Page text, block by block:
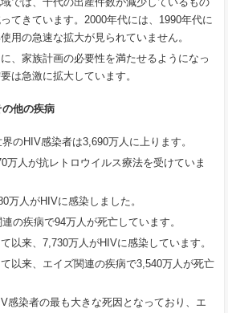
てきています。2000年代には、1990年代に
用の急速な拡大が見られていません。
、家族計画の必要性を満たせるようになっ
は急激に拡大しています。
の他の疾病
のHIV感染者は3,690万人に上ります。
万人が抗レトロウイルス療法を受けていま
万人がHIVに感染しました。
の疾病で94万人が死亡しています。
以来、7,730万人がHIVに感染しています。
以来、エイズ関連の疾病で3,540万人が死亡
感染者の最も大きな死因となっており、エ